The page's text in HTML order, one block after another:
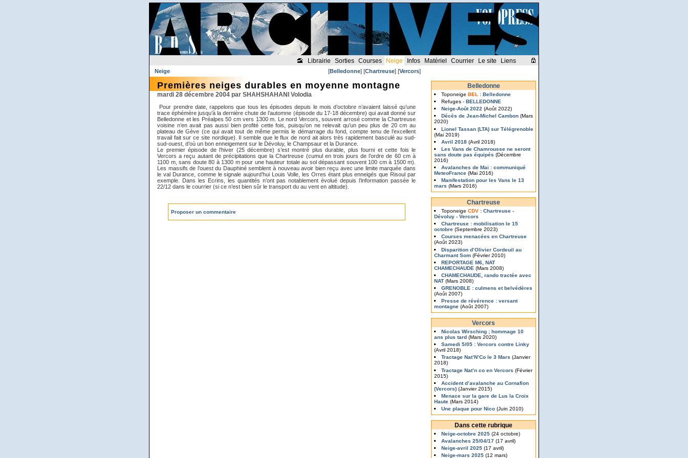
Librairie Sorties Courses Neige Infos Matériel Courrier Le site Liens
[Belledonne] [Chartreuse] [Vercors]
Neige
Premières neiges durables en moyenne montagne
mardi 28 décembre 2004 par SHAHSHAHANI Volodia
Pour prendre date, rappelons que tous les épisodes depuis le mois d’octobre n’avaient laissé qu’une
trace éphémère jusqu’à la dernière chute de l’automne (épisode du 17-18 décembre) qui avait donné sur
Belledonne et les Préalpes 50 cm vers 1300 m. Le nord Vercors, souvent arrosé comme la Chartreuse
voisine n’en avait pas aussi bien profité cette fois, puisqu’on ne relevait qu’un peu plus de 20 cm au
plateau de Gève (ce qui avait tout de même permis le démarrage du fond, compte tenu de l’excellent
travail fait sur ce site nordique). Il semble que le flux de nord ait alors très rapidement basculé au sud-
sud-ouest, d’où un bon enneigement sur le Dévoluy, le Champsaur et la Durance.
Le premier épisode de l’hiver (25 décembre) s’est montré plus durable, plus fourni et cette fois le
Vercors a reçu autant de précipitations que la Chartreuse (cumul en trois jours de l’ordre de 60 cm à
1100 m, sans doute 80 à 1300 m pour une hauteur totale au sol dépassant souvent 100 cm à 1500 m).
Les massifs de l’ouest du Dauphiné semblent à nouveau avoir bien reçu avec une limite marquée dans
le val Durance, comme le signale aujourd’hui Louis Volle, les Orres étant plus enneigés que Risoul par
exemple. Dans les Ecrins, les quantités n’ont pas notablement évolué depuis l’information passée le
22/12 dans le courrier (si ce n’est bien sûr le transport du au vent en altitude).
Proposer un commentaire
Belledonne
ToponeigeBEL : Belledonne
Refuges -BELLEDONNE
Neige-Août 2022 (Août 2022)
Décès de Jean-Michel Cambon (Mars
2020)
Lionel Tassan (LTA) sur Télégrenoble
(Mai 2019)
Avril 2018 (Avril 2018)
Les Vans de Chamrousse ne seront
sans doute pas équipés (Décembre
2016)
Avalanches de Mai : communiqué
MeteoFrance (Mai 2016)
Manifestation pour les Vans le 13
mars (Mars 2016)
Chartreuse
ToponeigeCDV : Chartreuse -
Dévoluy - Vercors
Chartreuse : mobilisation le 15
octobre (Septembre 2023)
Courses menacées en Chartreuse
(Août 2023)
Disparition d’Olivier Cordeuil au
Charmant Som (Février 2010)
REPORTAGE M6, NAT
CHAMECHAUDE (Mars 2008)
CHAMECHAUDE, rando tractée avec
NAT (Mars 2008)
GRENOBLE : culmens et belvédères
(Août 2007)
Presse de révérence : versant
montagne (Août 2007)
Vercors
Nicolas Wirsching ; hommage 10
ans plus tard (Mars 2020)
Samedi 5/05 : Vercors contre Linky
(Avril 2018)
Tractage Nat’N’Co le 3 Mars (Janvier
2018)
Tractage Nat’n co en Vercors (Février
2015)
Accident d’avalanche au Cornafion
(Vercors) (Janvier 2015)
Menace sur la gare de Lus la Croix
Haute (Mars 2014)
Une plaque pour Nico (Juin 2010)
Dans cette rubrique
Neige-octobre 2025 (24 octobre)
Avalanches 25/04/17 (17 avril)
Neige-avril 2025 (17 avril)
Neige-mars 2025 (12 mars)